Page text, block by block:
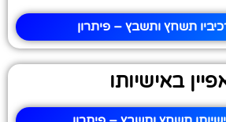
תשחץ ותשבץ – פיתרון
באישיותו